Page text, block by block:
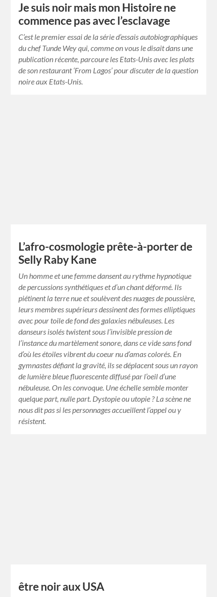
Je suis noir mais mon Histoire ne
commence pas avec l’esclavage
C’est le premier essai de la série d’essais autobiographiques
du chef Tunde Wey qui, comme on vous le disait dans une
publication récente, parcoure les Etats-Unis avec les plats
de son restaurant ‘From Lagos’ pour discuter de la question
noire aux Etats-Unis.
L’afro-cosmologie prête-à-porter de
Selly Raby Kane
Un homme et une femme dansent au rythme hypnotique
de percussions synthétiques et d’un chant déformé. Ils
piétinent la terre nue et soulèvent des nuages de poussière,
leurs membres supérieurs dessinent des formes elliptiques
avec pour toile de fond des galaxies nébuleuses. Les
danseurs isolés twistent sous l’invisible pression de
l’instance du martèlement sonore, dans ce vide sans fond
d’où les étoiles vibrent du coeur nu d’amas colorés. En
gymnastes défiant la gravité, ils se déplacent sous un rayon
de lumière bleue fluorescente diffusé par l’oeil d’une
nébuleuse. On les convoque. Une échelle semble monter
quelque part, nulle part. Dystopie ou utopie ? La scène ne
nous dit pas si les personnages accueillent l’appel ou y
résistent.
être noir aux USA